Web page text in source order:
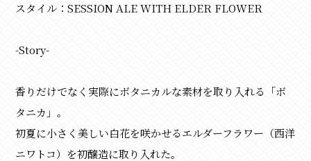
スタイル：SESSION ALE WITH ELDER FLOWER
-Story-
香りだけでなく実際にボタニカルな素材を取り入れる「ボ
タニカ」。
初夏に小さく美しい白花を咲かせるエルダーフラワー（西洋
ニワトコ）を初醸造に取り入れた。